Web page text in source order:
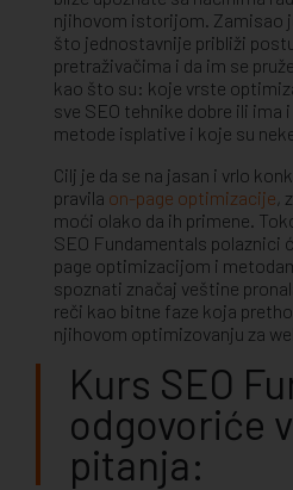
njihovom istorijom. Zamisao
što jednostavnije približi
pretraživačima i da im se
kao što su: koje vrste
sve SEO tehnike dobre ili ima
metode isplative i koje su
Cilj je da se na jasan i vrlo
pravila on-page optimizacije
moći olako da ih primene.
SEO Fundamentals polaznici
page optimizacijom i
spoznati značaj veštine
reči kao bitne faze koja
njihovom optimizovanju za
Kurs SEO
odgovoriće
pitanja: